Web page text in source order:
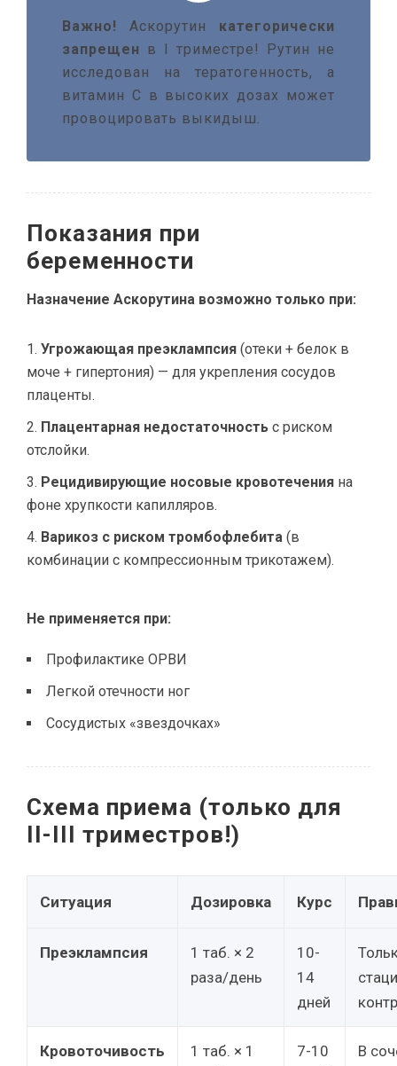
Важно! Аскорутин категорически
запрещен в I триместре! Рутин не
исследован на тератогенность, а
витамин С в высоких дозах может
провоцировать выкидыш.
Показания при
беременности
Назначение Аскорутина возможно только при:
Угрожающая преэклампсия (отеки + белок в
моче + гипертония) — для укрепления сосудов
плаценты.
Плацентарная недостаточность с риском
отслойки.
Рецидивирующие носовые кровотечения на
фоне хрупкости капилляров.
Варикоз с риском тромбофлебита (в
комбинации с компрессионным трикотажем).
Не применяется при:
Профилактике ОРВИ
Легкой отечности ног
Сосудистых «звездочках»
Схема приема (только для
II-III триместров!)
Ситуация Дозировка Курс
Преэклампсия
1 таб. × 2
раза/день
10-
14
дней
Кровоточивость
1 таб. × 1
7-10
В